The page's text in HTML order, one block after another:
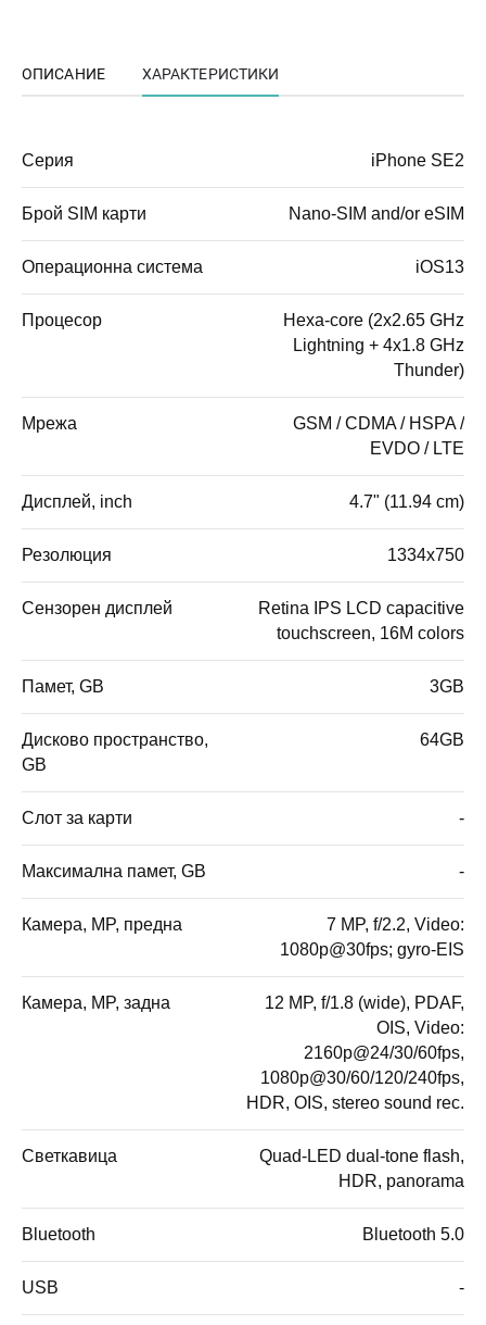
ОПИСАНИЕ ХАРАКТЕРИСТИКИ
Серия iPhone SE2
Брой SIM карти Nano-SIM and/or eSIM
Операционна система iOS13
Процесор
Hexa-core (2x2.65 GHz
Lightning + 4x1.8 GHz
Thunder)
Мрежа
GSM / CDMA / HSPA /
EVDO / LTE
Дисплей, inch 4.7" (11.94 cm)
Резолюция 1334x750
Сензорен дисплей
Retina IPS LCD capacitive
touchscreen, 16M colors
Памет, GB 3GB
Дисково пространство,
GB
64GB
Слот за карти -
Максимална памет, GB -
Камера, MP, предна
7 MP, f/2.2, Video:
1080p@30fps; gyro-EIS
Камера, MP, задна
12 MP, f/1.8 (wide), PDAF,
OIS, Video:
2160p@24/30/60fps,
1080p@30/60/120/240fps,
HDR, OIS, stereo sound rec.
Светкавица
Quad-LED dual-tone flash,
HDR, panorama
Bluetooth Bluetooth 5.0
USB -